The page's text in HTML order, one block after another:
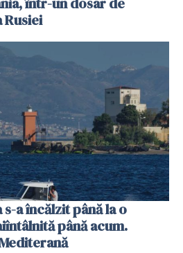
Rusiei
a încălzit până la o
până acum.